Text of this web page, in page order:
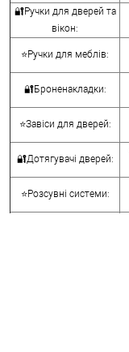
🔐Ручки для дверей та
вікон:
⭐Ручки для меблів:
🔐Броненакладки:
⭐Завіси для дверей:
🔐Дотягувачі дверей:
⭐Розсувні системи: